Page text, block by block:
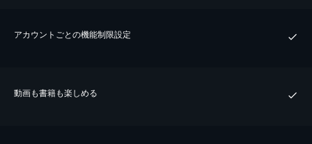
アカウントごとの機能制限設定
動画も書籍も楽しめる